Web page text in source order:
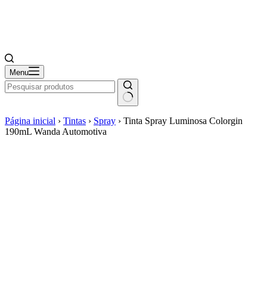
Menu
Página inicial › Tintas › Spray › Tinta Spray Luminosa Colorgin
190mL Wanda Automotiva